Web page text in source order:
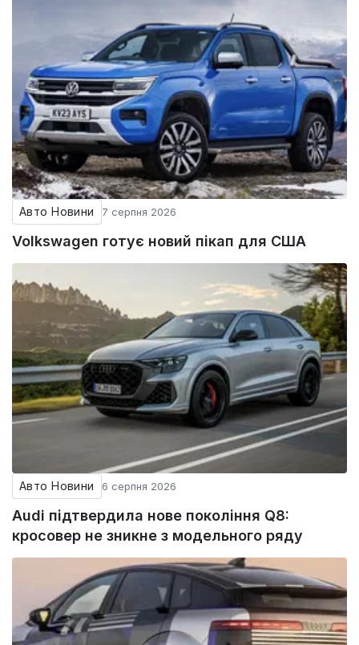
Авто Новини 7 серпня 2026
Volkswagen готує новий пікап для США
Авто Новини 6 серпня 2026
Audi підтвердила нове покоління Q8:
кросовер не зникне з модельного ряду